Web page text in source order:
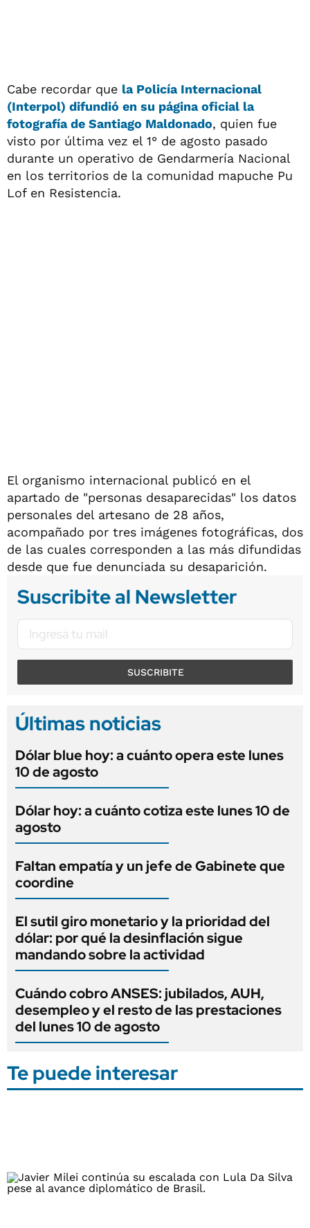
Cabe recordar que la Policía Internacional
(Interpol) difundió en su página oficial la
fotografía de Santiago Maldonado, quien fue
visto por última vez el 1° de agosto pasado
durante un operativo de Gendarmería Nacional
en los territorios de la comunidad mapuche Pu
Lof en Resistencia.
El organismo internacional publicó en el
apartado de "personas desaparecidas" los datos
personales del artesano de 28 años,
acompañado por tres imágenes fotográficas, dos
de las cuales corresponden a las más difundidas
desde que fue denunciada su desaparición.
Suscribite al Newsletter
SUSCRIBITE
Últimas noticias
Dólar blue hoy: a cuánto opera este lunes
10 de agosto
Dólar hoy: a cuánto cotiza este lunes 10 de
agosto
Faltan empatía y un jefe de Gabinete que
coordine
El sutil giro monetario y la prioridad del
dólar: por qué la desinflación sigue
mandando sobre la actividad
Cuándo cobro ANSES: jubilados, AUH,
desempleo y el resto de las prestaciones
del lunes 10 de agosto
Te puede interesar